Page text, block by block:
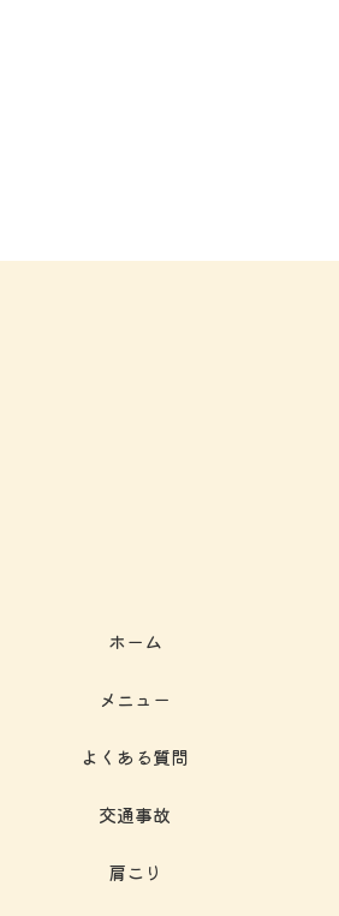
ホーム
メニュー
よくある質問
交通事故
肩こり